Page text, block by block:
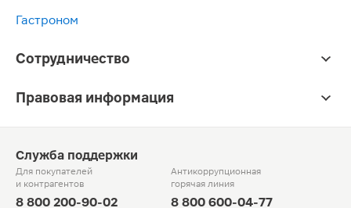
Гастроном
Сотрудничество
Правовая информация
Служба поддержки
Для покупателей
и контрагентов
8 800 200-90-02
Антикоррупционная
горячая линия
8 800 600-04-77